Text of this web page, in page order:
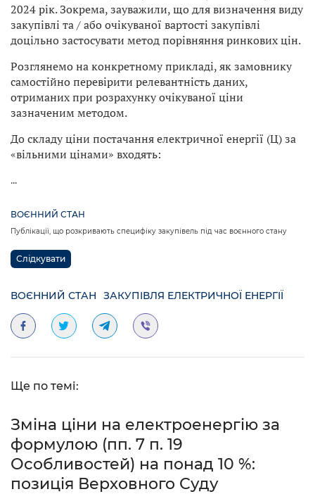
2024 рік. Зокрема, зауважили, що для визначення виду
закупівлі та / або очікуваної вартості закупівлі
доцільно застосувати метод порівняння ринкових цін.
Розглянемо на конкретному прикладі, як замовнику
самостійно перевірити релевантність даних,
отриманих при розрахунку очікуваної ціни
зазначеним методом.
До складу ціни постачання електричної енергії (Ц) за
«вільними цінами» входять:
...
ВОЄННИЙ СТАН
Публікації, що розкривають специфіку закупівель під час воєнного стану
Слідкувати
ВОЄННИЙ СТАН ЗАКУПІВЛЯ ЕЛЕКТРИЧНОЇ ЕНЕРГІЇ
Ще по темі:
Зміна ціни на електроенергію за
формулою (пп. 7 п. 19
Особливостей) на понад 10 %:
позиція Верховного Суду